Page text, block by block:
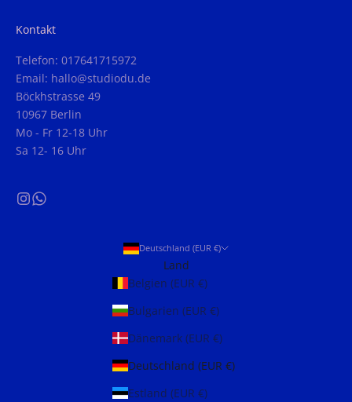
Kontakt
Telefon: 017641715972
Email: hallo@studiodu.de
Böckhstrasse 49
10967 Berlin
Mo - Fr 12-18 Uhr
Sa 12- 16 Uhr
Deutschland (EUR €)
Land
Belgien (EUR €)
Bulgarien (EUR €)
Dänemark (EUR €)
Deutschland (EUR €)
Estland (EUR €)